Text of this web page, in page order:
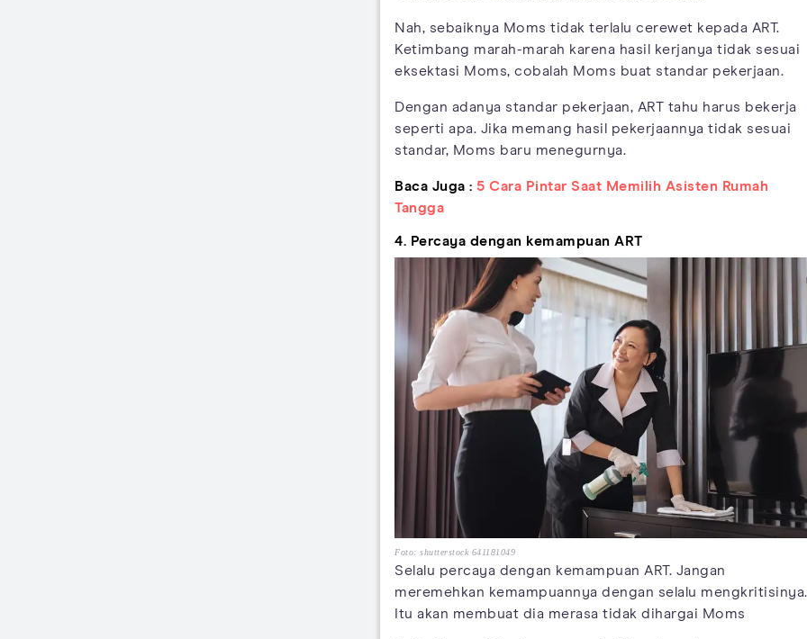
Nah, sebaiknya Moms tidak terlalu cerewet kepada ART.
Ketimbang marah-marah karena hasil kerjanya tidak sesuai
eksektasi Moms, cobalah Moms buat standar pekerjaan.
Dengan adanya standar pekerjaan, ART tahu harus bekerja
seperti apa. Jika memang hasil pekerjaannya tidak sesuai
standar, Moms baru menegurnya.
Baca Juga : 5 Cara Pintar Saat Memilih Asisten Rumah
Tangga
4. Percaya dengan kemampuan ART
Foto: shutterstock 641181049
Selalu percaya dengan kemampuan ART. Jangan
meremehkan kemampuannya dengan selalu mengkritisinya.
Itu akan membuat dia merasa tidak dihargai Moms